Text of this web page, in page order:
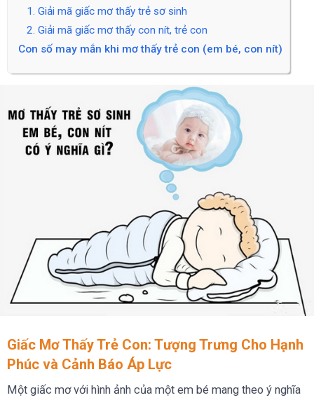
1. Giải mã giấc mơ thấy trẻ sơ sinh
2. Giải mã giấc mơ thấy con nít, trẻ con
Con số may mắn khi mơ thấy trẻ con (em bé, con nít)
Giấc Mơ Thấy Trẻ Con: Tượng Trưng Cho Hạnh
Phúc và Cảnh Báo Áp Lực
Một giấc mơ với hình ảnh của một em bé mang theo ý nghĩa